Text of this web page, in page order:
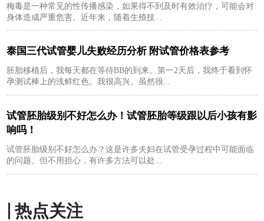
梅毒是一种常见的性传播感染，如果得不到及时有效治疗，可能会对
身体造成严重危害。近年来，随着生殖技...
泰国三代试管婴儿失败经历分析 附试管价格表参考
胚胎移植后，我每天都在等待BB的到来。第一2天后，我终于看到怀
孕测试棒上的浅鲜红色。我很高兴。虽然很...
试管胚胎级别不好怎么办！试管胚胎等级跟以后小孩有影
响吗！
试管胚胎级别不好怎么办？这是许多夫妇在试管受孕过程中可能面临
的问题。但不用担心，有许多方法可以处...
热点关注